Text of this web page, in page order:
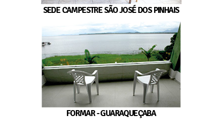
SEDE CAMPESTRE SÃO JOSÉ DOS PINHAIS
FORMAR - GUARAQUEÇABA